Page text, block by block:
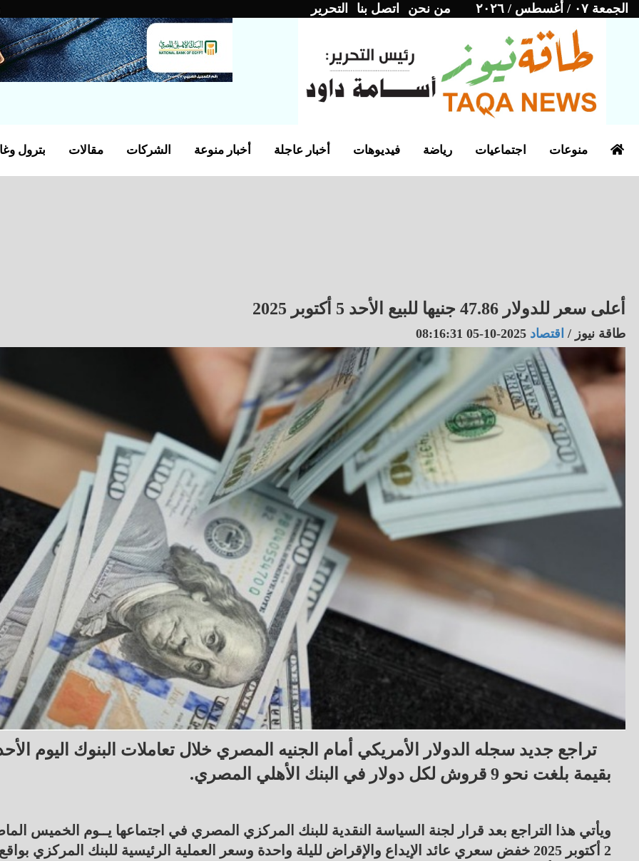
الجمعة ٠٧ / أغسطس / ٢٠٢٦ من نحن اتصل بنا التحرير
بترول مقالات الشركات أخبار منوعة أخبار عاجلة فيديوهات رياضة اجتماعيات منوعات
أعلى سعر للدولار 47.86 جنيها للبيع الأحد 5 أكتوبر 2025
طاقة نيوز / اقتصاد2025-10-05 08:16:31
تراجع جديد سجله الدولار الأمريكي أمام الجنيه المصري خلال تعاملات البنوك اليوم
بقيمة بلغت نحو 9 قروش لكل دولار في البنك الأهلي المصري.
ويأتي هذا التراجع بعد قرار لجنة السياسة النقدية للبنك المركزي المصري في اجتماعها يــوم الخميس
2 أكتوبر 2025 خفض سعري عائد الإيداع والإقراض لليلة واحدة وسعر العملية الرئيسية للبنك المركزي بواقع